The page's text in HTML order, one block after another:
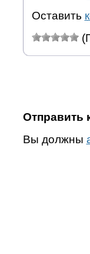
Оставить
Отправить
Вы должны